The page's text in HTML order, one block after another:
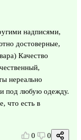
надписями,
достоверные,
Качество
нереально
под любую одежду.
что есть в
0 0